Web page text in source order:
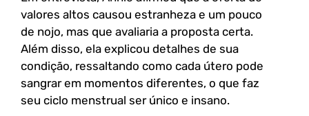
valores altos causou estranheza e um pouco
de nojo, mas que avaliaria a proposta certa.
Além disso, ela explicou detalhes de sua
condição, ressaltando como cada útero pode
sangrar em momentos diferentes, o que faz
seu ciclo menstrual ser único e insano.